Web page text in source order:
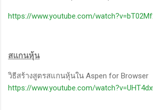
https://www.youtube.com/
สแกนหุ้น
วิธีสร้างสูตรสแกนหุ้นใน Aspen for Browser
https://www.youtube.com/